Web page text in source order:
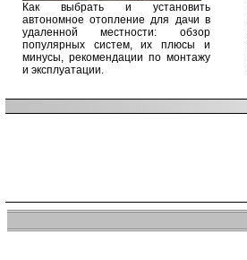
Как выбрать и установить
автономное отопление для дачи в
удаленной местности: обзор
популярных систем, их плюсы и
минусы, рекомендации по монтажу
и эксплуатации.